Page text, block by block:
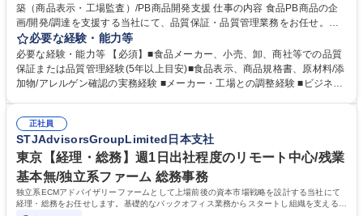
築（商品表示・工場監査）/PB商品開発支援 仕事の内容 食品PB商品の企
画/開発/調達を支援する当社にて、品質保証・品質管理業務をお任せ。商
品規格書、食品表示、原材料/添加物/アレルゲン確認を中心に国内外メー
カー・工場の品質基準整備から発売後対応まで担います。 【詳細】 ■商品
規格書、一括表示、栄養成分、原材料・添加物・アレルゲンの確認 ■メー
カーへの修正指示・承認管理 ■国内外工場の監査、製造立会い、改善指導
企業への品質報告・問い合わせ対応 ■商品開発、物流、営業との連携 ※業
務内容の変更の範囲：当社業務全般 募集職種 【食品品質保証・品質管
理】基準構築（商品表示・工場監査）/PB商品開発支援
必要な経験・能力等
必要な経験・能力等 【必須】■食品メーカー、小売、卸、商社等での品質
保証または品質管理経験(5年以上目安)■食品表示、商品規格書、原材料/添
加物/アレルゲン確認の実務経験 ■メーカー・工場との調整経験 ■ビジネス
FS規格の内部監査員研修修了 ■TOEIC700点以上の英語力やビジネス上で
中国語での商談が可能な方 学歴・資格 学歴：大学院 大学 語学力： 資格：
正社員
STJAdvisorsGroupLimited日本支社
東京【経理・総務】週1日出社程度のリモート中心/残業
基本無/独立系ファーム 総務事務
独立系ECMアドバイザリーファームとして上場前後の資本市場戦略を設計する当社にて
経理・総務をお任せします。基礎的なバックオフィス業務からスタートし組織を支える専